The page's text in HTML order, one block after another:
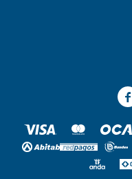
